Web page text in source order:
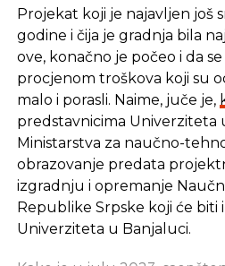
Projekat koji je najavljen još
godine i čija je gradnja bila
ove, konačno je počeo i da
procjenom troškova koji su
malo i porasli. Naime, juče je,
predstavnicima Univerziteta
Ministarstva za naučno-
obrazovanje predata
izgradnju i opremanje
Republike Srpske koji će
Univerziteta u Banjaluci.